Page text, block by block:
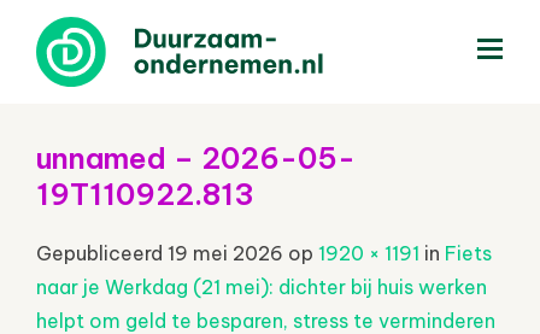
unnamed – 2026-05-
19T110922.813
Gepubliceerd 19 mei 2026 op 1920 × 1191 in Fiets
naar je Werkdag (21 mei): dichter bij huis werken
helpt om geld te besparen, stress te verminderen